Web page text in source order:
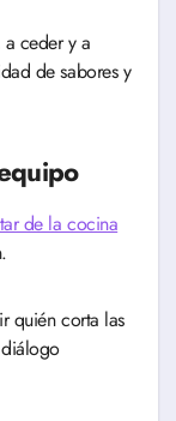
ceder y a
de sabores y
de la cocina
quién corta las